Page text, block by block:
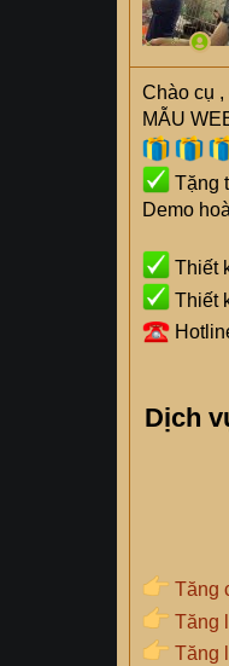
Chào cụ ,
MẪU
Tặng
Demo
Thiết
Thiết
Dịch
Tăng
Tăng
Tăng